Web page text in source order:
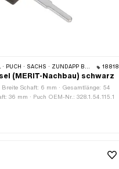
· SACHS · ZÜNDAPP BELMONDO 18818
(MERIT-Nachbau) schwarz
Breite Schaft: 6 mm · Gesamtlänge: 54
36 mm · Puch OEM-Nr.: 328.1.54.115.1